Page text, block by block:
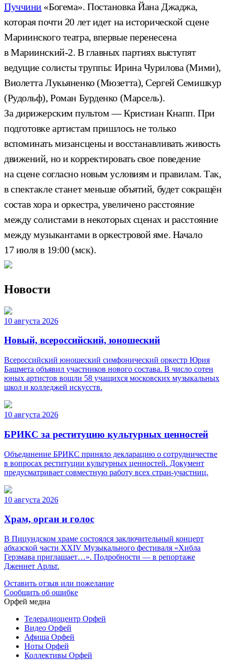
Пуччини«Богема». Постановка Йана Джаджа,
которая почти 20 лет идет на исторической сцене
Мариинского театра, впервые перенесена
в Мариинский-2. В главных партиях выступят
ведущие солисты труппы: Ирина Чурилова (Мими),
Виолетта Лукьяненко (Мюзетта), Сергей Семишкур
(Рудольф), Роман Бурденко (Марсель).
За дирижерским пультом — Кристиан Кнапп. При
подготовке артистам пришлось не только
вспоминать мизансцены и восстанавливать живость
движений, но и корректировать свое поведение
на сцене согласно новым условиям и правилам. Так,
в спектакле станет меньше объятий, будет сокращён
состав хора и оркестра, увеличено расстояние
между солистами в некоторых сценах и расстояние
между музыкантами в оркестровой яме. Начало
17 июля в 19:00 (мск).
Новости
10 августа 2026
Новый, всероссийский, юношеский
Всероссийский юношеский симфонический оркестр Юрия
Башмета объявил участников нового состава. В число сотен
юных артистов вошли 58 учащихся московских музыкальных
школ и колледжей искусств.
10 августа 2026
БРИКС за реституцию культурных ценностей
Объединение БРИКС приняло декларацию о сотрудничестве
в вопросах реституции культурных ценностей. Документ
предусматривает совместную работу всех стран-участниц.
10 августа 2026
Храм, орган и голос
В Пицундском храме состоялся заключительный концерт
абхазской части XXIV Музыкального фестиваля «Хибла
Герзмава приглашает…». Подробности — в репортаже
Дженнет Арльт.
Оставить отзыв или пожелание
Сообщить об ошибке
Орфей медиа
Телерадиоцентр Орфей
Видео Орфей
Афиша Орфей
Ноты Орфей
Коллективы Орфей